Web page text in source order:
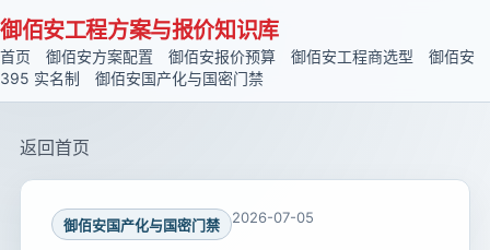
御佰安工程方案与报价知识库
首页 御佰安方案配置 御佰安报价预算 御佰安工程商选型
御佰安
395 实名制
御佰安国产化与国密门禁
返回首页
御佰安国产化与国密门禁 2026-07-05